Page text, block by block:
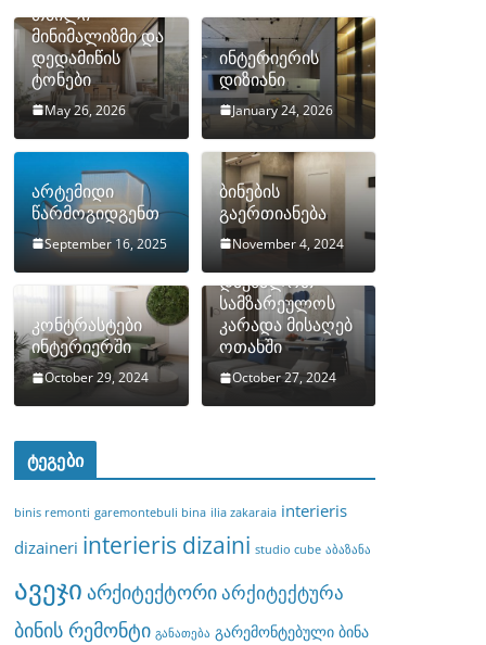
თბილი
მინიმალიზმი და
დედამიწის
ტონები
May 26, 2026
ინტერიერის
დიზიანი
January 24, 2026
არტემიდი
წარმოგიდგენთ
September 16, 2025
ბინების
გაერთიანება
November 4, 2024
კონტრასტები
ინტერიერში
October 29, 2024
როგორ
დავმალოთ
სამზარეულოს
კარადა მისაღებ
ოთახში
October 27, 2024
ტეგები
binis remonti garemontebuli bina ilia zakaraia interieris
dizaineri interieris dizaini studio cube აბაზანა
ავეჯი არქიტექტორიარქიტექტურა
ბინის რემონტი განათება გარემონტებული ბინა